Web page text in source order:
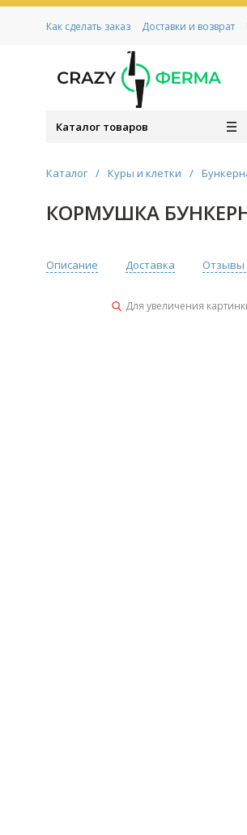
Как сделать заказ Доставки и возврат
Каталог товаров
Каталог / Куры и клетки /
КОРМУШКА
Описание Доставка Отзывы
Для увеличения